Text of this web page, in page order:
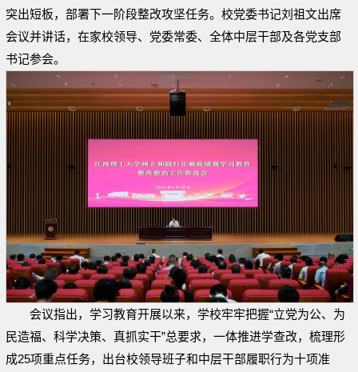
突出短板，部署下一阶段整改攻坚任务。校党委书记刘祖文出席
会议并讲话，在家校领导、党委常委、全体中层干部及各党支部
书记参会。
会议指出，学习教育开展以来，学校牢牢把握“立党为公、为
民造福、科学决策、真抓实干”总要求，一体推进学查改，梳理形
成25项重点任务，出台校领导班子和中层干部履职行为十项准